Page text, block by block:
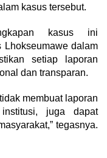
kasus tersebut.
kasus ini
Lhokseumawe dalam
setiap laporan
dan transparan.
membuat laporan
juga dapat
tegasnya.